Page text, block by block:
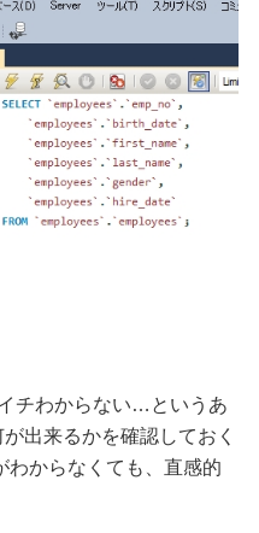
チわからない…というあ
出来るかを確認しておく
わからなくても、直感的